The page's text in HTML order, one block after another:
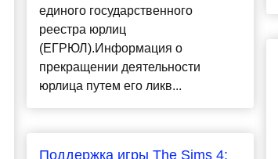
единого государственного
реестра юрлиц
(ЕГРЮЛ).Информация о
прекращении деятельности
юрлица путем его ликв...
Поддержка игры The Sims 4: